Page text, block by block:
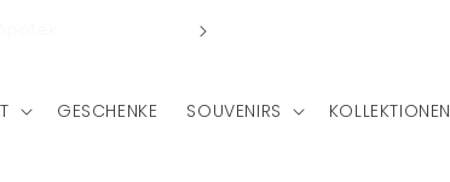
GESCHENKE SOUVENIRS KOLLEKTIONEN